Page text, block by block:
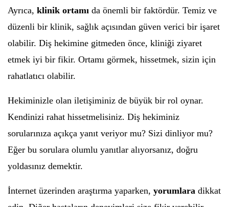
Ayrıca, klinik ortamı da önemli bir faktördür. Temiz ve
düzenli bir klinik, sağlık açısından güven verici bir işaret
olabilir. Diş hekimine gitmeden önce, kliniği ziyaret
etmek iyi bir fikir. Ortamı görmek, hissetmek, sizin için
rahatlatıcı olabilir.
Hekiminizle olan iletişiminiz de büyük bir rol oynar.
Kendinizi rahat hissetmelisiniz. Diş hekiminiz
sorularınıza açıkça yanıt veriyor mu? Sizi dinliyor mu?
Eğer bu sorulara olumlu yanıtlar alıyorsanız, doğru
yoldasınız demektir.
İnternet üzerinden araştırma yaparken, yorumlara dikkat